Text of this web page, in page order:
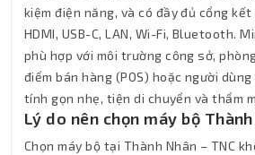
kiệm điện năng, và có đầy đủ cổng
HDMI, USB-C, LAN, Wi-Fi, Bluetooth.
phù hợp với môi trường công sở,
điểm bán hàng (POS) hoặc người
tính gọn nhẹ, tiện di chuyển và thẩm
Lý do nên chọn máy bộ
Chọn máy bộ tại Thành Nhân – TNC